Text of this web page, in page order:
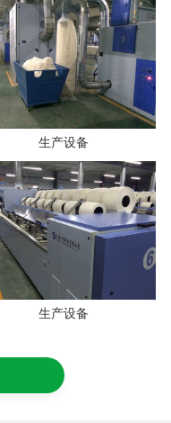
生产设备
生产设备